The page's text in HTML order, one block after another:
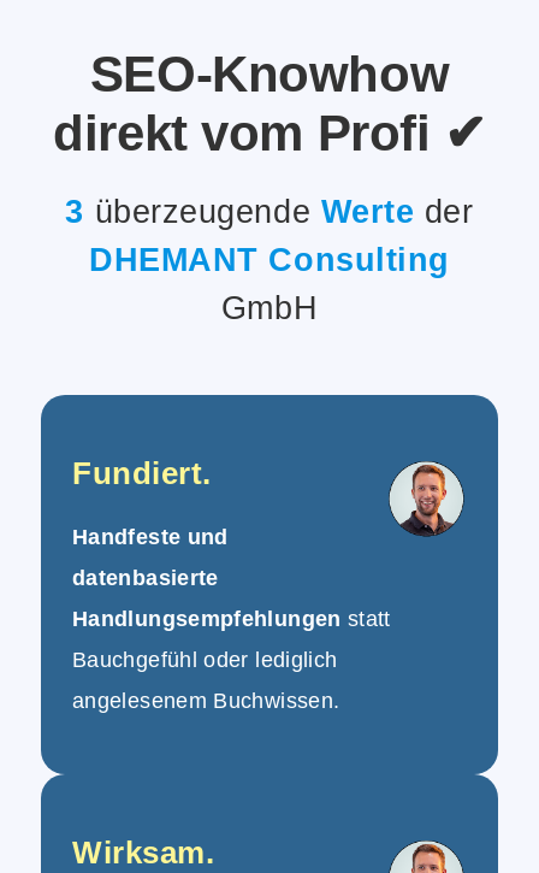
SEO-Knowhow
direkt vom Profi ✔
3 überzeugende Werte der
DHEMANT Consulting
GmbH
Fundiert.
Handfeste und
datenbasierte
Handlungsempfehlungen statt
Bauchgefühl oder lediglich
angelesenem Buchwissen.
Wirksam.